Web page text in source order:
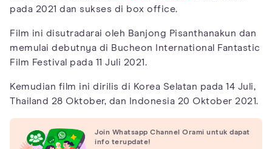
pada 2021 dan sukses di box office.
Film ini disutradarai oleh Banjong Pisanthanakun dan
memulai debutnya di Bucheon International Fantastic
Film Festival pada 11 Juli 2021.
Kemudian film ini dirilis di Korea Selatan pada 14 Juli,
Thailand 28 Oktober, dan Indonesia 20 Oktober 2021.
Join Whatsapp Channel Orami untuk dapat
info terupdate!